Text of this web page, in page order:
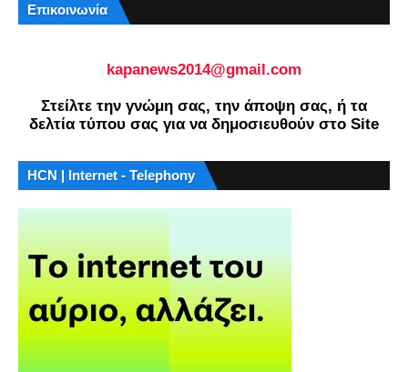
Επικοινωνία
kapanews2014@gmail.com
Στείλτε την γνώμη σας, την άποψη σας, ή τα
δελτία τύπου σας για να δημοσιευθούν στο Site
HCN | Internet - Telephony